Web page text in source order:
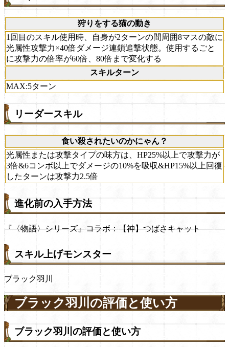
狩りをする猫の動き
1回目のスキル使用時、自身が2ターンの間周囲8マスの敵に
光属性攻撃力×40倍ダメージ連鎖追撃状態。使用するごと
に攻撃力の倍率が60倍、80倍まで変化する
スキルターン
MAX:5ターン
リーダースキル
食い殺されたいのかにゃん？
光属性または攻撃タイプの味方は、HP25%以上で攻撃力が
3倍&6コンボ以上でダメージの10%を吸収&HP15%以上回復
したターンは攻撃力2.5倍
進化前の入手方法
『〈物語〉シリーズ』コラボ：【神】つばさキャット
スキル上げモンスター
ブラック羽川
ブラック羽川の評価と使い方
ブラック羽川の評価と使い方